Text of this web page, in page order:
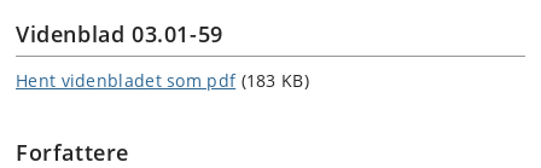
Videnblad 03.01-59
Hent videnbladet som pdf (183 KB)
Forfattere